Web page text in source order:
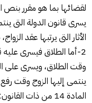
يسرى قانون الدولة التى
الأثار التى يرتبها عقد
2-أما الطلاق فيسرى عليه
وقت الطلاق، ويسرى على
ينتمى إليها الزوج وقت
المادة 14 من ذات